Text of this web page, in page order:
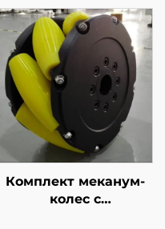
тяговое колесо/
измерительное
колесо
Комплект меканум-
колес с